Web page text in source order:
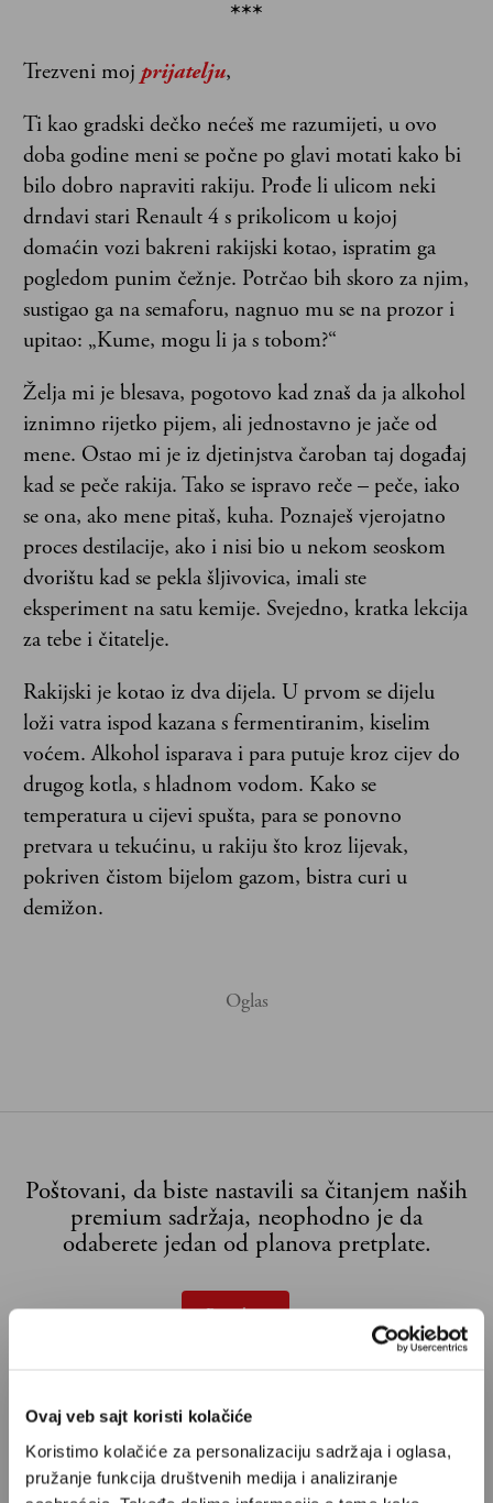
Ovaj veb sajt koristi kolačiće
Koristimo kolačiće za personalizaciju sadržaja i oglasa,
pružanje funkcija društvenih medija i analiziranje
***
Trezveni moj prijatelju,
Ti kao gradski dečko nećeš me razumijeti, u ovo
doba godine meni se počne po glavi motati kako bi
bilo dobro napraviti rakiju. Prođe li ulicom neki
drndavi stari Renault 4 s prikolicom u kojoj
domaćin vozi bakreni rakijski kotao, ispratim ga
pogledom punim čežnje. Potrčao bih skoro za njim,
sustigao ga na semaforu, nagnuo mu se na prozor i
upitao: „Kume, mogu li ja s tobom?“
Želja mi je blesava, pogotovo kad znaš da ja alkohol
iznimno rijetko pijem, ali jednostavno je jače od
mene. Ostao mi je iz djetinjstva čaroban taj događaj
kad se peče rakija. Tako se ispravo reče – peče, iako
se ona, ako mene pitaš, kuha. Poznaješ vjerojatno
proces destilacije, ako i nisi bio u nekom seoskom
dvorištu kad se pekla šljivovica, imali ste
eksperiment na satu kemije. Svejedno, kratka lekcija
za tebe i čitatelje.
Rakijski je kotao iz dva dijela. U prvom se dijelu
loži vatra ispod kazana s fermentiranim, kiselim
voćem. Alkohol isparava i para putuje kroz cijev do
drugog kotla, s hladnom vodom. Kako se
temperatura u cijevi spušta, para se ponovno
pretvara u tekućinu, u rakiju što kroz lijevak,
pokriven čistom bijelom gazom, bistra curi u
demižon.
Poštovani, da biste nastavili sa čitanjem naših
premium sadržaja, neophodno je da
odaberete jedan od planova pretplate.
Pretplata
kolumnista Velikih priča.